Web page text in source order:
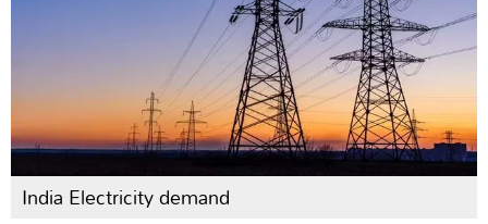
India Electricity demand